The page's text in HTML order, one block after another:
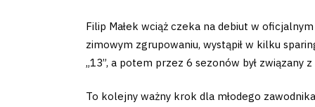
Filip Małek wciąż czeka na debiut w
zimowym zgrupowaniu, wystąpił w kilku
„13”, a potem przez 6 sezonów był związany
To kolejny ważny krok dla młodego